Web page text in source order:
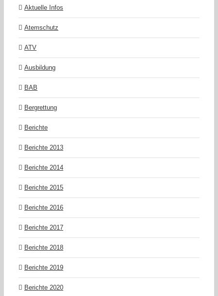
Aktuelle Infos
Atemschutz
ATV
Ausbildung
BAB
Bergrettung
Berichte
Berichte 2013
Berichte 2014
Berichte 2015
Berichte 2016
Berichte 2017
Berichte 2018
Berichte 2019
Berichte 2020